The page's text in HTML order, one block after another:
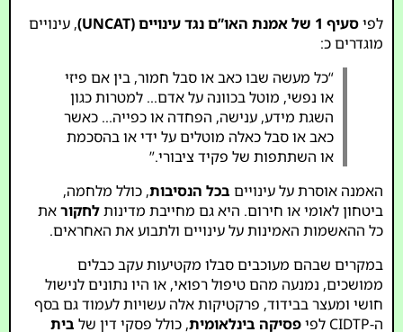
לפיסעיף 1 של אמנת האו”ם נגד עינויים (UNCAT)
, עינויים
מוגדרים כ:
“כל מעשה שבו כאב או סבל חמור, בין אם פיזי
או נפשי, מוטל בכוונה על אדם… למטרות כגון
השגת מידע, ענישה, הפחדה או כפייה… כאשר
כאב או סבל כאלה מוטלים על ידי או בהסכמת
או השתתפות של פקיד ציבורי.”
האמנה אוסרת על עינויים בכל הנסיבות, כולל מלחמה,
ביטחון לאומי או חירום. היא גם מחייבת מדינותלחקוראת
כל ההאשמות האמינות על עינויים ולתבוע את האחראים.
במקרים שבהם מעוכבים סבלו מקטיעות עקב כבלים
ממושכים, נמנעה מהם טיפול רפואי, או היו נתונים לנישול
חושי ומעצר בבידוד, פרקטיקות אלה עשויות לעמוד גם בסף
ה-CIDTP לפי
פסיקה בינלאומית, כולל פסקי דין של בית